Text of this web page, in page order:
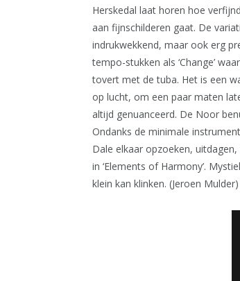
Herskedal laat horen hoe
aan fijnschilderen gaat. De
indrukwekkend, maar ook erg
tempo-stukken als ‘Change’
tovert met de tuba. Het is een
op lucht, om een paar maten
altijd genuanceerd. De Noor
Ondanks de minimale
Dale elkaar opzoeken,
in ‘Elements of Harmony’.
klein kan klinken. (Jeroen